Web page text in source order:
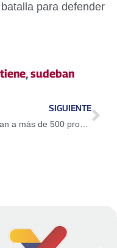
para defender
,sudeban
SIGUIENTE
Certifican a más de 500 promotoras del Plan Parto Humanizado en Miranda